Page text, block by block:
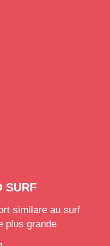
SURF
similare au surf
plus grande